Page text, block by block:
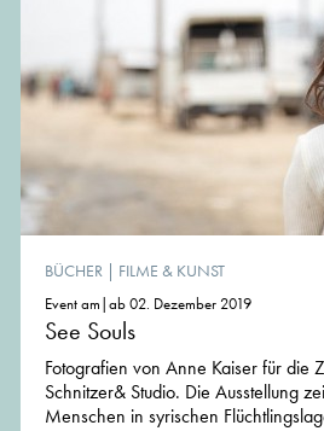
BÜCHER | FILME & KUNST
Event am|ab 02. Dezember 2019
See Souls
Fotografien von Anne Kaiser für die
Schnitzer& Studio. Die Ausstellung
Menschen in syrischen